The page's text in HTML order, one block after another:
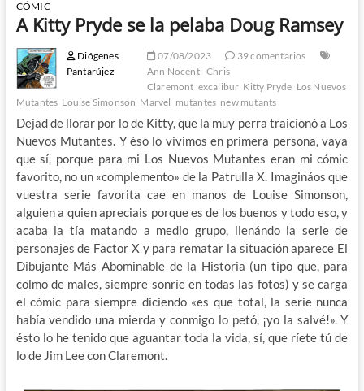
CÓMIC
A Kitty Pryde se la pelaba Doug Ramsey
Diógenes
Pantarújez
07/08/2023
39 comentarios
Ann Nocenti Chris
Claremont excalibur Kitty Pryde Los Nuevos
Mutantes Louise Simonson Marvel mutantes new mutants
Dejad de llorar por lo de Kitty, que la muy perra traicionó a Los
Nuevos Mutantes. Y éso lo vivimos en primera persona, vaya
que sí, porque para mi Los Nuevos Mutantes eran mi cómic
favorito, no un «complemento» de la Patrulla X. Imagináos que
vuestra serie favorita cae en manos de Louise Simonson,
alguien a quien apreciais porque es de los buenos y todo eso, y
acaba la tía matando a medio grupo, llenándo la serie de
personajes de Factor X y para rematar la situación aparece El
Dibujante Más Abominable de la Historia (un tipo que, para
colmo de males, siempre sonríe en todas las fotos) y se carga
el cómic para siempre diciendo «es que total, la serie nunca
había vendido una mierda y conmigo lo petó, ¡yo la salvé!». Y
ésto lo he tenido que aguantar toda la vida, sí, que ríete tú de
lo de Jim Lee con Claremont.